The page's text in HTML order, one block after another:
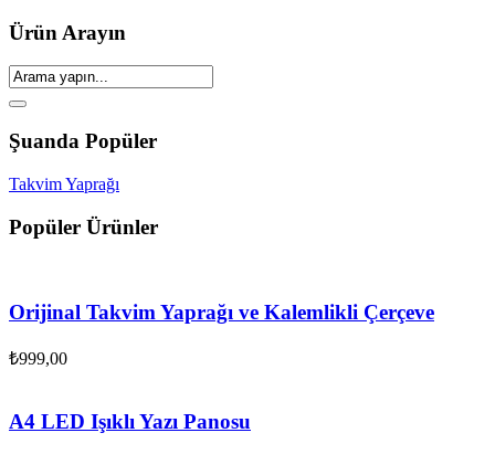
Ürün Arayın
Şuanda Popüler
Takvim Yaprağı
Popüler Ürünler
Orijinal Takvim Yaprağı ve Kalemlikli Çerçeve
₺999,00
A4 LED Işıklı Yazı Panosu